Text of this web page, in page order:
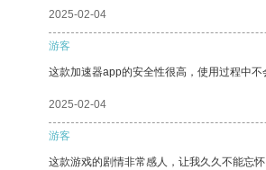
2025-02-04
游客
这款加速器app的安全性很高，使用过程中
2025-02-04
游客
这款游戏的剧情非常感人，让我久久不能忘怀